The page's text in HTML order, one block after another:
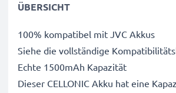
ÜBERSICHT
100% kompatibel mit JVC Akkus
Siehe die vollständige
Echte 1500mAh Kapazität
Dieser CELLONIC Akku hat eine